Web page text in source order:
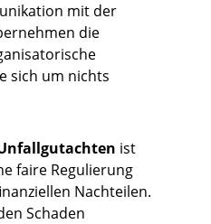
mit der
die
sich um nichts
ist
faire Regulierung
Nachteilen.
Schaden